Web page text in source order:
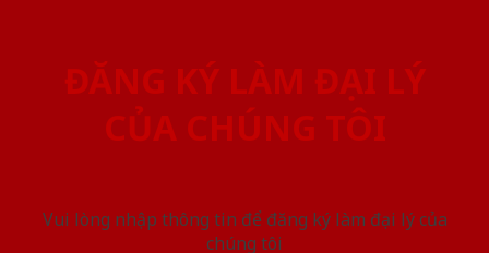
ĐĂNG KÝ LÀM ĐẠI LÝ
CỦA CHÚNG TÔI
Vui lòng nhập thông tin để đăng ký làm đại lý của
chúng tôi